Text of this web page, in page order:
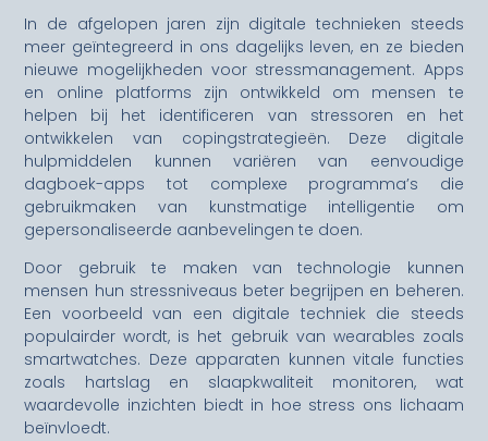
In de afgelopen jaren zijn digitale technieken steeds
meer geïntegreerd in ons dagelijks leven, en ze bieden
nieuwe mogelijkheden voor stressmanagement. Apps
en online platforms zijn ontwikkeld om mensen te
helpen bij het identificeren van stressoren en het
ontwikkelen van copingstrategieën. Deze digitale
hulpmiddelen kunnen variëren van eenvoudige
dagboek-apps tot complexe programma’s die
gebruikmaken van kunstmatige intelligentie om
gepersonaliseerde aanbevelingen te doen.
Door gebruik te maken van technologie kunnen
mensen hun stressniveaus beter begrijpen en beheren.
Een voorbeeld van een digitale techniek die steeds
populairder wordt, is het gebruik van wearables zoals
smartwatches. Deze apparaten kunnen vitale functies
zoals hartslag en slaapkwaliteit monitoren, wat
waardevolle inzichten biedt in hoe stress ons lichaam
beïnvloedt.